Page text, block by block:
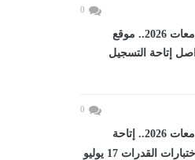
0
تنسيق الجامعات 2026.. موقع
إتاحة التسجيل
0
تنسيق الجامعات 2026.. إتاحة
القدرات 17 يوليو